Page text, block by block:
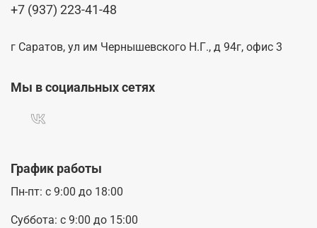
График работы
Пн-пт: с 9:00 до 18:00
Суббота: с 9:00 до 15:00
+7 (937) 223-41-48
г Саратов, ул им Чернышевского Н.Г., д 94г, офис 3
Мы в социальных сетях